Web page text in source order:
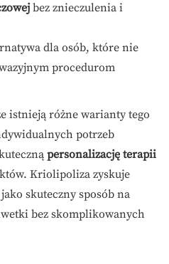
bez znieczulenia i
dla osób, które nie
procedurom
istnieją różne warianty tego
potrzeb
personalizację terapii
Kriolipoliza zyskuje
skuteczny sposób na
bez skomplikowanych